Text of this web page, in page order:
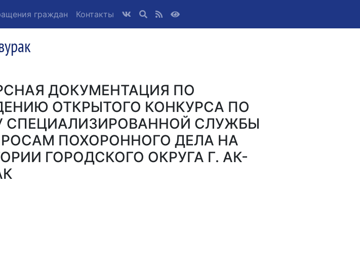
граждан Контакты
ДОКУМЕНТАЦИЯ ПО
ОТКРЫТОГО КОНКУРСА ПО
СПЕЦИАЛИЗИРОВАННОЙ СЛУЖБЫ
ПОХОРОННОГО ДЕЛА НА
ГОРОДСКОГО ОКРУГА Г. АК-